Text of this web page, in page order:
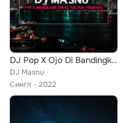
DJ Pop X Ojo Di Bandingke - Inst
DJ Masnu
Сингл
2022